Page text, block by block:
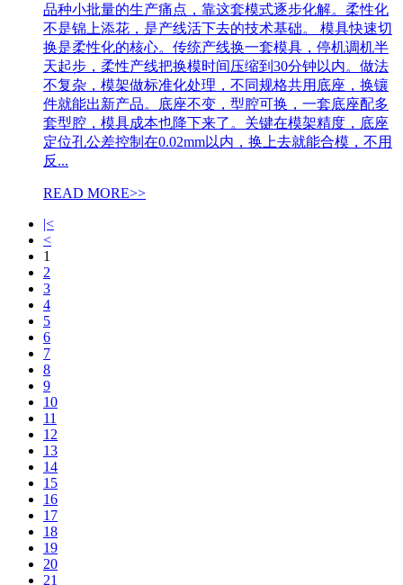
品种小批量的生产痛点，靠这套模式逐步化解。柔性化
不是锦上添花，是产线活下去的技术基础。 模具快速切
换是柔性化的核心。传统产线换一套模具，停机调机半
天起步，柔性产线把换模时间压缩到30分钟以内。做法
不复杂，模架做标准化处理，不同规格共用底座，换镶
件就能出新产品。底座不变，型腔可换，一套底座配多
套型腔，模具成本也降下来了。关键在模架精度，底座
定位孔公差控制在0.02mm以内，换上去就能合模，不用
反...
READ MORE>>
|<
<
1
2
3
4
5
6
7
8
9
10
11
12
13
14
15
16
17
18
19
20
21